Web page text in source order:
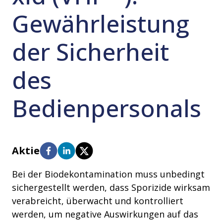
Gewährleistung
der Sicherheit
des
Bedienpersonals
Aktie
Bei der Biodekontamination muss unbedingt
sichergestellt werden, dass Sporizide wirksam
verabreicht, überwacht und kontrolliert
werden, um negative Auswirkungen auf das